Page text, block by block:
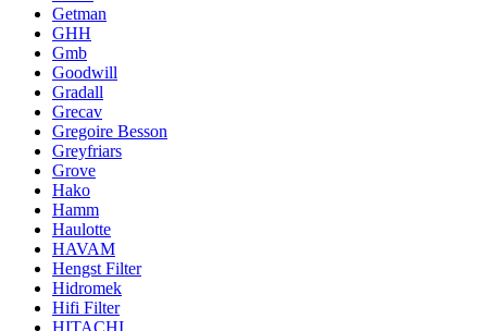
Getman
GHH
Gmb
Goodwill
Gradall
Grecav
Gregoire Besson
Greyfriars
Grove
Hako
Hamm
Haulotte
HAVAM
Hengst Filter
Hidromek
Hifi Filter
HITACHI